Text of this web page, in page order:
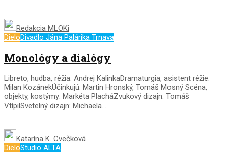
Redakcia MLOKi
DieloDivadlo Jána Palárika Trnava
Monológy a dialógy
Libreto, hudba, réžia: Andrej KalinkaDramaturgia, asistent réžie:
Milan KozánekÚčinkujú: Martin Hronský, Tomáš Mosný Scéna,
objekty, kostýmy: Markéta PlacháZvukový dizajn: Tomáš
VtípilSvetelný dizajn: Michaela...
Katarína K. Cvečková
DieloStudio ALTA